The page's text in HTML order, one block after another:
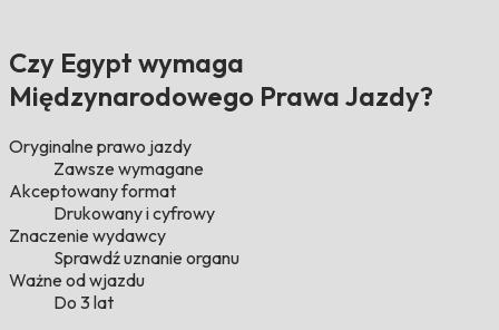
Czy Egypt wymaga
Międzynarodowego Prawa Jazdy?
Oryginalne prawo jazdy
Zawsze wymagane
Akceptowany format
Drukowany i cyfrowy
Znaczenie wydawcy
Sprawdź uznanie organu
Ważne od wjazdu
Do 3 lat